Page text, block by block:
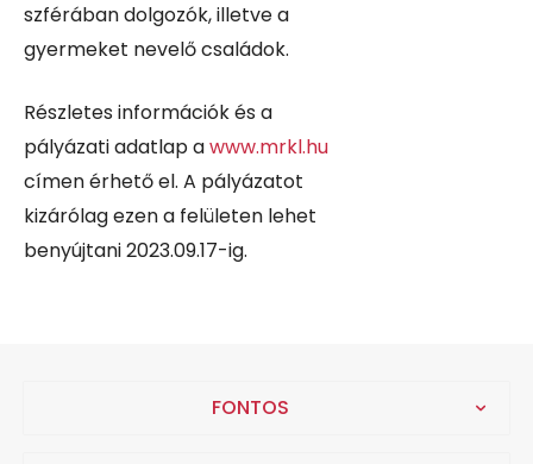
szférában dolgozók, illetve a
gyermeket nevelő családok.
Részletes információk és a
pályázati adatlap awww.mrkl.hu
címen érhető el. A pályázatot
kizárólag ezen a felületen lehet
benyújtani 2023.09.17-ig.
FONTOS